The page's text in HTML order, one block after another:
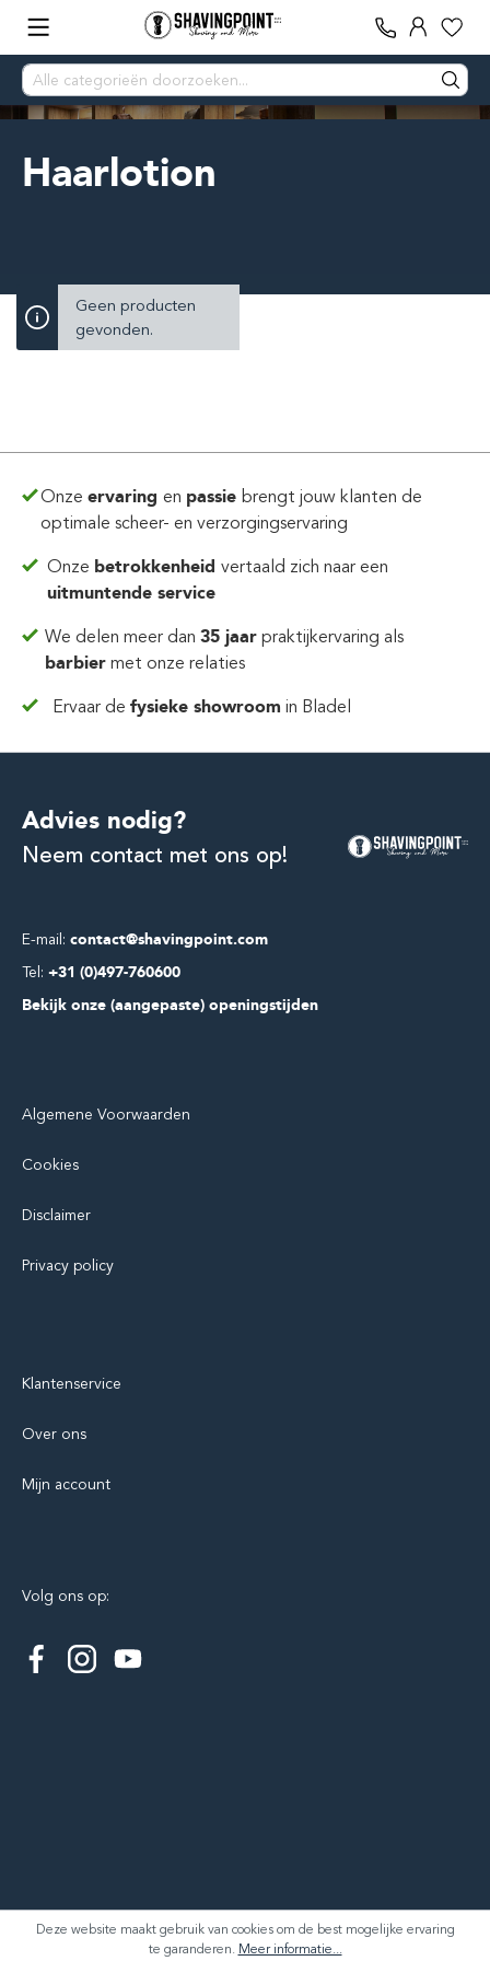
Haarlotion
Geen producten
gevonden.
Onzeervaringen passie brengt jouw klanten de
optimale scheer- en verzorgingservaring
Onze betrokkenheid vertaald zich naar een
uitmuntende service
We delen meer dan 35 jaar praktijkervaring als
barbier met onze relaties
Ervaar de fysieke showroom in Bladel
E-mail: contact@shavingpoint.com
Tel: +31 (0)497-760600
Bekijk onze (aangepaste) openingstijden
Advies nodig?
Neem contact met ons op!
Algemene Voorwaarden
Cookies
Disclaimer
Privacy policy
Klantenservice
Over ons
Mijn account
Volg ons op:
Deze website maakt gebruik van cookies om de best mogelijke ervaring
te garanderen. Meer informatie...